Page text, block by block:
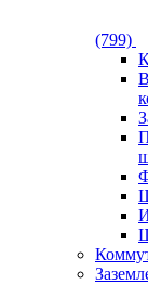
(799)